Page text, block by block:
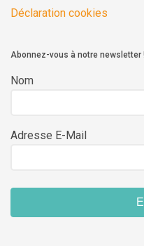
Déclaration cookies
Abonnez-vous à notre newsletter !
Nom
Adresse E-Mail